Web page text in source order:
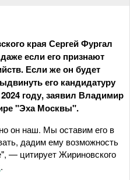
края Сергей Фургал
если его признают
Если же он будет
его кандидатуру
году, заявил Владимир
"Эха Москвы".
он наш. Мы оставим его в
дадим ему возможность
— цитирует Жириновского
.